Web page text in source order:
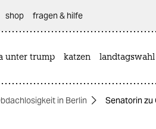
shop fragen & hilfe
unter trump katzen
in Berlin Senatorin zu